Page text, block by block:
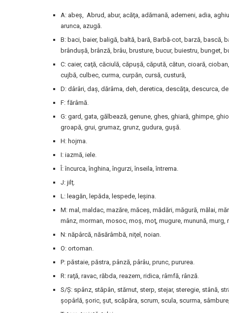
A: abeş, Abrud, abur, acăţa, adămană, ademeni, adia,
arunca, azugă.
B: baci, baier, baligă, baltă, bară, Barbă-cot, barză, bască,
brânduşă, brânză, brâu, brusture, bucur, buiestru, bunget,
C: caier, caţă, căciulă, căpuşă, căpută, cătun, cioară,
cujbă, culbec, curma, curpăn, cursă, custură,
D: dârâri, daş, dărâma, deh, deretica, descăţa, descurca,
F: fărâmă.
G: gard, gata, gălbează, genune, ghes, ghiară, ghimpe,
groapă, grui, grumaz, grunz, gudura, guşă.
H: hojma.
I: iazmă, iele.
Î: încurca, înghina, îngurzi, înseila, întrema.
J: jilţ.
L: leagăn, lepăda, lespede, leşina.
M: mal, maldac, mazăre, măceş, mădări, măgură, mălai,
mânz, morman, mosoc, moş, moţ, mugure, munună, murg,
N: năpârcă, năsărâmbă, niţel, noian.
O: ortoman.
P: păstaie, păstra, pânză, pârâu, prunc, pururea.
R: raţă, ravac, răbda, reazem, ridica, râmfă, rânză.
S/Ş: spânz, stăpân, stărnut, sterp, stejar, steregie, stână,
şopârlă, şoric, şut, scăpăra, scrum, scula, scurma,